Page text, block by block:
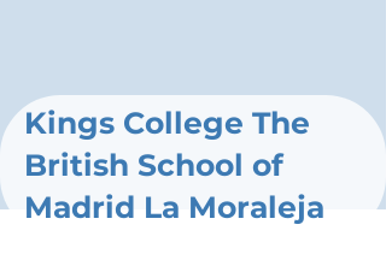
Kings College The
British School of
Madrid La Moraleja